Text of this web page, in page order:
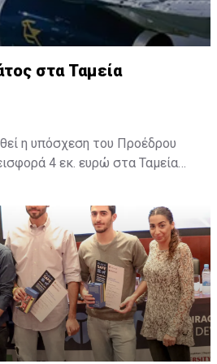
στα Ταμεία
η υπόσχεση του Προέδρου
4 εκ. ευρώ στα Ταμεία
σύμφωνα με την δέσμευση
σε συνάντησή του με την
της ΣΕΚ.
τη συνάντηση στο Προεδρικό, ο
της ΣΕΚ Νίκος Μωϋσέως ανέφερε
σημαντικά θέματα που
σήμερα, όπως είναι οι
της ανεργίας, το